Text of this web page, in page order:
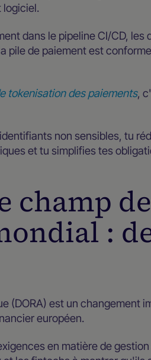
logiciel.
dans le pipeline CI/CD, les
pile de paiement est
tokenisation des paiements,
non sensibles, tu
et tu simplifies tes
champ
:
(DORA) est un changement
européen.
en matière de